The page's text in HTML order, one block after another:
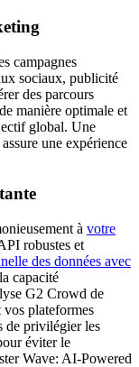
campagnes
sociaux, publicité
des parcours
manière optimale et
global. Une
une expérience
à votre
robustes et
des données avec
capacité
G2 Crowd de
plateformes
de privilégier les
éviter le
Wave: AI-Powered